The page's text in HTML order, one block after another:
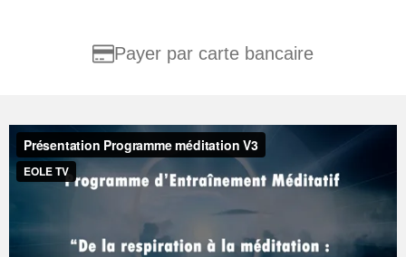
Payer par carte bancaire